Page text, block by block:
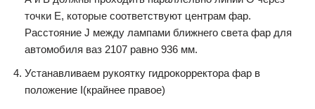
точки Е, которые соответствуют центрам фар.
Расстояние J между лампами ближнего света фар для
автомобиля ваз 2107 равно 936 мм.
Устанавливаем рукоятку гидрокорректора фар в
положение I(крайнее правое)